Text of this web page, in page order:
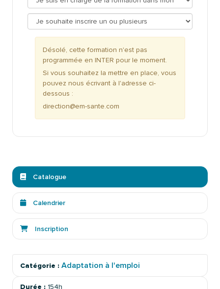
Désolé, cette formation n'est pas
programmée en INTER pour le moment.
Si vous souhaitez la mettre en place, vous
pouvez nous écrivant à l'adresse ci-
dessous :
direction@em-sante.com
Catalogue
Calendrier
Inscription
Catégorie : Adaptation à l'emploi
Durée : 154h